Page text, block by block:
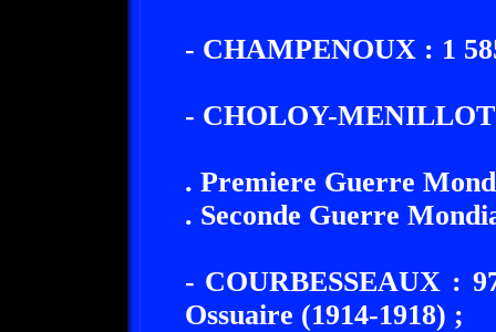
- CHAMPENOUX : 1
- CHOLOY-
. Premiere Guerre
. Seconde Guerre
- COURBESSEAUX :
Ossuaire (1914-1918) ;